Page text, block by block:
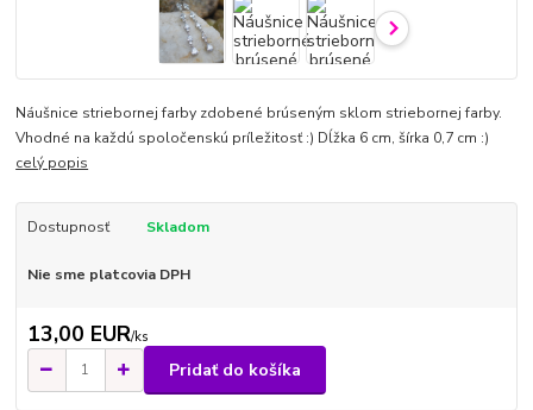
Náušnice striebornej farby zdobené brúseným sklom striebornej farby.
Vhodné na každú spoločenskú príležitosť :) Dĺžka 6 cm, šírka 0,7 cm :)
celý popis
Dostupnosť Skladom
Nie sme platcovia DPH
13,00 EUR/ks
Pridať do košíka